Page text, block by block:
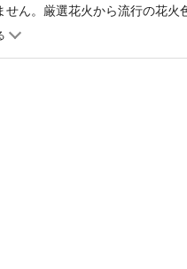
ん。厳選花火から流行の花火
けで年に4500回もあったとい